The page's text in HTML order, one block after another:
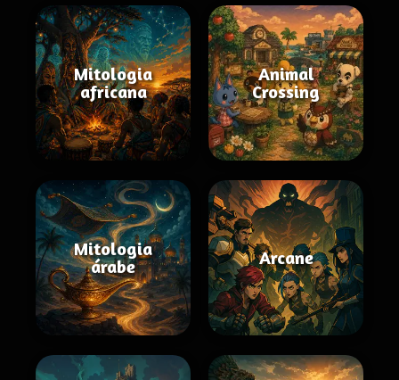
Mitologia
africana
Animal
Crossing
Mitologia
árabe
Arcane